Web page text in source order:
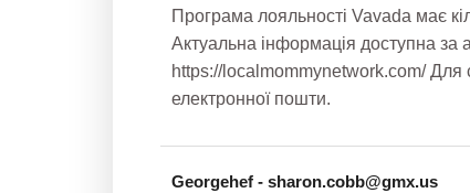
Програма лояльності Vavada має
Актуальна інформація доступна за
https://localmommynetwork.com/ Для
електронної пошти.
Georgehef - sharon.cobb@gmx.us